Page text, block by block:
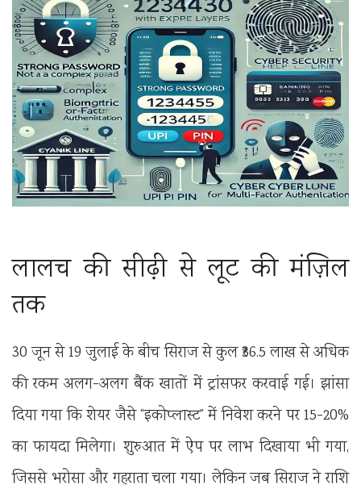
लालच की सीढ़ी से लूट की मंज़िल
तक
30 जून से 19 जुलाई के बीच सिराज से कुल ₹36.5 लाख से अधिक
की रकम अलग-अलग बैंक खातों में ट्रांसफर करवाई गई। झांसा
दिया गया कि शेयर जैसे “इकोप्लास्ट” में निवेश करने पर 15-20%
का फायदा मिलेगा। शुरुआत में ऐप पर लाभ दिखाया भी गया,
जिससे भरोसा और गहराता चला गया। लेकिन जब सिराज ने राशि